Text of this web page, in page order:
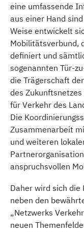
eine umfassende
aus einer Hand
Weise entwickelt
Mobilitätsverbund,
definiert und
sogenannten Tür-
die Trägerschaft
des
für Verkehr des
Die
Zusammenarbeit
und weiteren
anspruchsvollen
Daher wird sich
neben den
„Netzwerks
neuen